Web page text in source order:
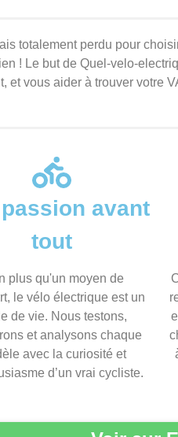
totalement perdu pour
! Le but de Quel-velo-
et vous aider à trouver votre
avant
tout
plus qu'un moyen de
le vélo électrique est un
de vie. Nous testons,
et analysons chaque
avec la curiosité et
d’un vrai cycliste.